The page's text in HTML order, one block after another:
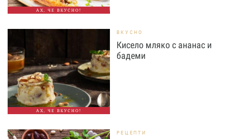
АХ, ЧЕ ВКУСНО!
АХ, ЧЕ ВКУСНО!
ВКУСНО
Кисело мляко с ананас и
бадеми
РЕЦЕПТИ